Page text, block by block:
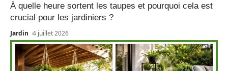
À quelle heure sortent les taupes et pourquoi cela est
crucial pour les jardiniers ?
Jardin 4 juillet 2026